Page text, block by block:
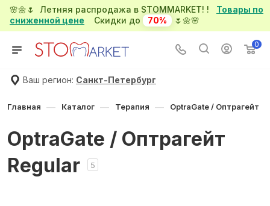
🌸🌼🌷 Летняя распродажа в STOMMARKET! ! Товары по
сниженной цене Скидки до 70% 🌷🌼🌸
0
Ваш регион: Санкт-Петербург
Главная — Каталог — Терапия — OptraGate / Оптрагейт
OptraGate / Оптрагейт
Regular
5